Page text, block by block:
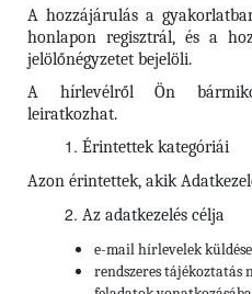
A hozzájárulás a
honlapon regisztrál, és a
jelölőnégyzetet bejelöli.
A hírlevélről Ön
leiratkozhat.
Érintettek kategóriái
Azon érintettek, akik
Az adatkezelés célja
e-mail hírlevelek
rendszeres